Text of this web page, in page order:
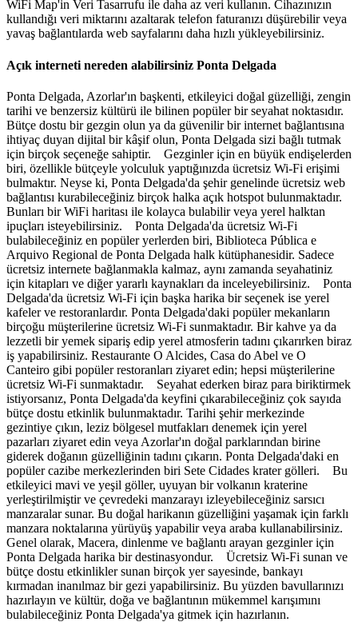
WiFi Map'in Veri Tasarrufu ile daha az veri kullanın. Cihazınızın
kullandığı veri miktarını azaltarak telefon faturanızı düşürebilir veya
yavaş bağlantılarda web sayfalarını daha hızlı yükleyebilirsiniz.
Açık interneti nereden alabilirsiniz Ponta Delgada
Ponta Delgada, Azorlar'ın başkenti, etkileyici doğal güzelliği, zengin
tarihi ve benzersiz kültürü ile bilinen popüler bir seyahat noktasıdır.
Bütçe dostu bir gezgin olun ya da güvenilir bir internet bağlantısına
ihtiyaç duyan dijital bir kâşif olun, Ponta Delgada sizi bağlı tutmak
için birçok seçeneğe sahiptir. Gezginler için en büyük endişelerden
biri, özellikle bütçeyle yolculuk yaptığınızda ücretsiz Wi-Fi erişimi
bulmaktır. Neyse ki, Ponta Delgada'da şehir genelinde ücretsiz web
bağlantısı kurabileceğiniz birçok halka açık hotspot bulunmaktadır.
Bunları bir WiFi haritası ile kolayca bulabilir veya yerel halktan
ipuçları isteyebilirsiniz. Ponta Delgada'da ücretsiz Wi-Fi
bulabileceğiniz en popüler yerlerden biri, Biblioteca Pública e
Arquivo Regional de Ponta Delgada halk kütüphanesidir. Sadece
ücretsiz internete bağlanmakla kalmaz, aynı zamanda seyahatiniz
için kitapları ve diğer yararlı kaynakları da inceleyebilirsiniz. Ponta
Delgada'da ücretsiz Wi-Fi için başka harika bir seçenek ise yerel
kafeler ve restoranlardır. Ponta Delgada'daki popüler mekanların
birçoğu müşterilerine ücretsiz Wi-Fi sunmaktadır. Bir kahve ya da
lezzetli bir yemek sipariş edip yerel atmosferin tadını çıkarırken biraz
iş yapabilirsiniz. Restaurante O Alcides, Casa do Abel ve O
Canteiro gibi popüler restoranları ziyaret edin; hepsi müşterilerine
ücretsiz Wi-Fi sunmaktadır. Seyahat ederken biraz para biriktirmek
istiyorsanız, Ponta Delgada'da keyfini çıkarabileceğiniz çok sayıda
bütçe dostu etkinlik bulunmaktadır. Tarihi şehir merkezinde
gezintiye çıkın, leziz bölgesel mutfakları denemek için yerel
pazarları ziyaret edin veya Azorlar'ın doğal parklarından birine
giderek doğanın güzelliğinin tadını çıkarın. Ponta Delgada'daki en
popüler cazibe merkezlerinden biri Sete Cidades krater gölleri. Bu
etkileyici mavi ve yeşil göller, uyuyan bir volkanın kraterine
yerleştirilmiştir ve çevredeki manzarayı izleyebileceğiniz sarsıcı
manzaralar sunar. Bu doğal harikanın güzelliğini yaşamak için farklı
manzara noktalarına yürüyüş yapabilir veya araba kullanabilirsiniz.
Genel olarak, Macera, dinlenme ve bağlantı arayan gezginler için
Ponta Delgada harika bir destinasyondur. Ücretsiz Wi-Fi sunan ve
bütçe dostu etkinlikler sunan birçok yer sayesinde, bankayı
kırmadan inanılmaz bir gezi yapabilirsiniz. Bu yüzden bavullarınızı
hazırlayın ve kültür, doğa ve bağlantının mükemmel karışımını
bulabileceğiniz Ponta Delgada'ya gitmek için hazırlanın.